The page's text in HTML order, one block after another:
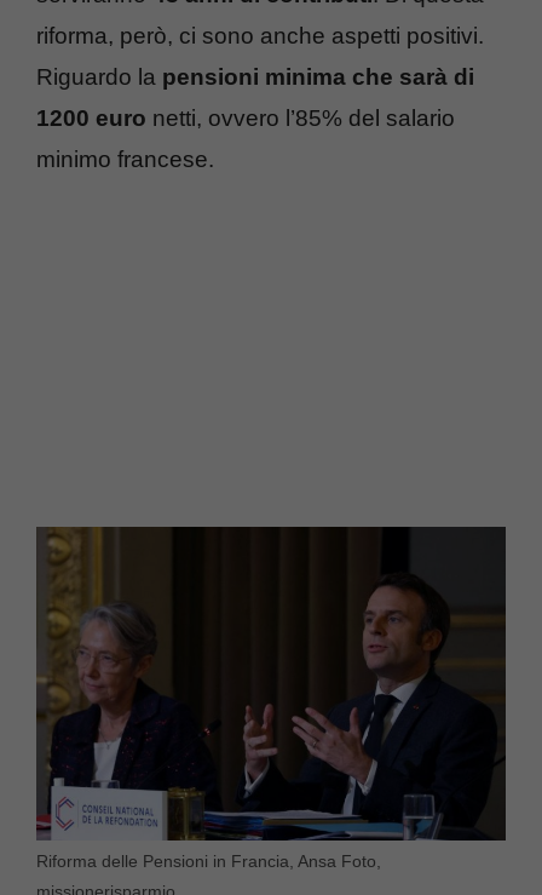
riforma, però, ci sono anche aspetti positivi.
Riguardo la pensioni minima che sarà di
1200 euro netti, ovvero l’85% del salario
minimo francese.
Riforma delle Pensioni in Francia, Ansa Foto,